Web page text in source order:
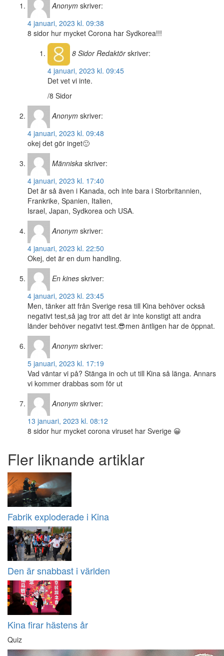
Anonym skriver:
4 januari, 2023 kl. 09:38
8 sidor hur mycket Corona har Sydkorea!!!
8 SidorRedaktör skriver:
4 januari, 2023 kl. 09:45
Det vet vi inte.
/8 Sidor
Anonym skriver:
4 januari, 2023 kl. 09:48
okej det gör inget🙂
Människa skriver:
4 januari, 2023 kl. 17:40
Det är så även i Kanada, och inte bara i Storbritannien,
Frankrike, Spanien, Italien,
Israel, Japan, Sydkorea och USA.
Anonym skriver:
4 januari, 2023 kl. 22:50
Okej, det är en dum handling.
En kines skriver:
4 januari, 2023 kl. 23:45
Men, tänker att från Sverige resa till Kina behöver också
negativt test,så jag tror att det är inte konstigt att andra
länder behöver negativt test.😎men äntligen har de öppnat.
Anonym skriver:
5 januari, 2023 kl. 17:19
Vad väntar vi på? Stänga in och ut till Kina så länga. Annars
vi kommer drabbas som för ut
Anonym skriver:
13 januari, 2023 kl. 08:12
8 sidor hur mycket corona viruset har Sverige 😀
Fler liknande artiklar
Fabrik exploderade i Kina
Den är snabbast i världen
Kina firar hästens år
Quiz